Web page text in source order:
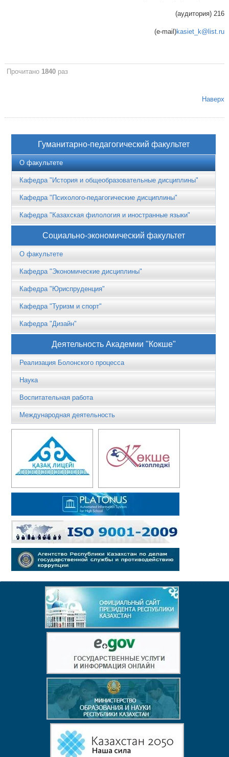
(аудитория) 216
(e-mail)kasiet_k@list.ru
Прочитано 1840 раз
Наверх
Гуманитарно-педагогический факультет
О факультете
Кафедра "История и общеобразовательные дисциплины"
Кафедра "Психолого-педагогические дисциплины"
Кафедра "Казахская филология и иностранные языки"
Социально-экономический факультет
О факультете
Кафедра "Экономические дисциплины"
Кафедра "Юриспруденция"
Кафедра "Туризм и спорт"
Кафедра "Дизайн"
Деятельность Академии "Кокше"
Реализация Болонского процесса
Наука
Воспитательная работа
Международная деятельность